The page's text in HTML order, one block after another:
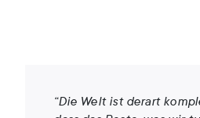
“Die Welt ist derart